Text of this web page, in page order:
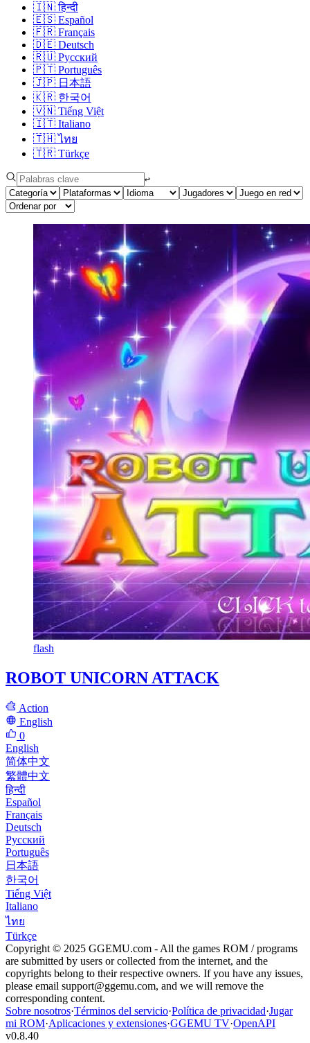
🇮🇳 हिन्दी
🇪🇸 Español
🇫🇷 Français
🇩🇪 Deutsch
🇷🇺 Русский
🇵🇹 Português
🇯🇵 日本語
🇰🇷 한국어
🇻🇳 Tiếng Việt
🇮🇹 Italiano
🇹🇭 ไทย
🇹🇷 Türkçe
↩︎
flash
ROBOT UNICORN ATTACK
Action
English
0
English
简体中文
繁體中文
हिन्दी
Español
Français
Deutsch
Русский
Português
日本語
한국어
Tiếng Việt
Italiano
ไทย
Türkçe
Copyright © 2025 GGEMU.com - All the games ROM / programs
are submitted by users or collected from the internet, and the
copyrights belong to their respective owners. If you have any issues,
please email support@ggemu.com, and we will remove the
corresponding content.
Sobre nosotros·Términos del servicio·Política de privacidad·Jugar
mi ROM·Aplicaciones y extensiones·GGEMU TV·OpenAPI
v0.8.40